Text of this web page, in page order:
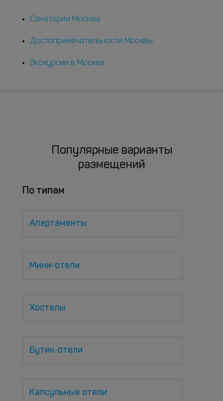
Санатории Москвы
Достопримечательности Москвы
Экскурсии в Москве
Популярные варианты
размещений
По типам
Апартаменты
Мини-отели
Хостелы
Бутик-отели
Капсульные отели